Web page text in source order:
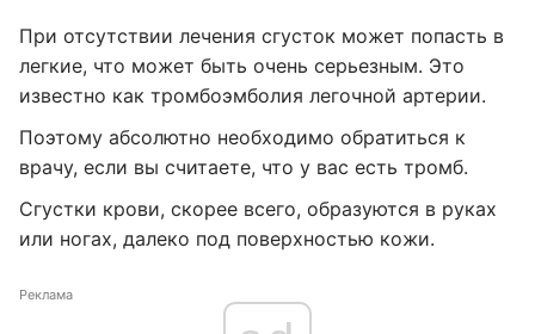
При отсутствии лечения сгусток может попасть в
легкие, что может быть очень серьезным. Это
известно как тромбоэмболия легочной артерии.
Поэтому абсолютно необходимо обратиться к
врачу, если вы считаете, что у вас есть тромб.
Сгустки крови, скорее всего, образуются в руках
или ногах, далеко под поверхностью кожи.
Реклама